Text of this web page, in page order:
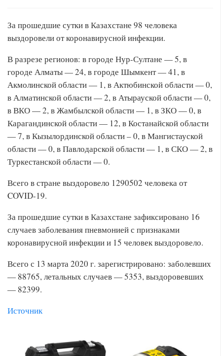
За прошедшие сутки в Казахстане 98 человека
выздоровели от коронавирусной инфекции.
В разрезе регионов: в городе Нур-Султане — 5, в
городе Алматы — 24, в городе Шымкент — 41, в
Акмолинской области — 1, в Актюбинской области — 0,
в Алматинской области — 2, в Атырауской области — 0,
в ВКО — 2, в Жамбылской области — 1, в ЗКО — 0, в
Карагандинской области — 12, в Костанайской области
— 7, в Кызылординской области – 0, в Мангистауской
области — 0, в Павлодарской области — 1, в СКО — 2, в
Туркестанской области — 0.
Всего в стране выздоровело 1290502 человека от
COVID-19.
За прошедшие сутки в Казахстане зафиксировано 16
случаев заболевания пневмонией с признаками
коронавирусной инфекции и 15 человек выздоровело.
Всего с 13 марта 2020 г. зарегистрировано: заболевших
— 88765, летальных случаев — 5353, выздоровевших
— 82399.
Источник